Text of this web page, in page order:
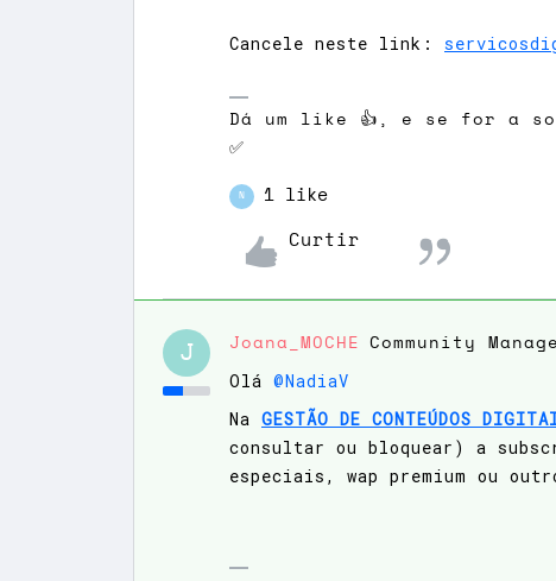
Cancele neste link:
Dá um like 👍, e se for a
✅
N 1 like
Curtir
J Joana_MOCHE Community
Olá @NadiaV
Na GESTÃO DE CONTEÚDOS
consultar ou bloquear) a
especiais, wap premium ou